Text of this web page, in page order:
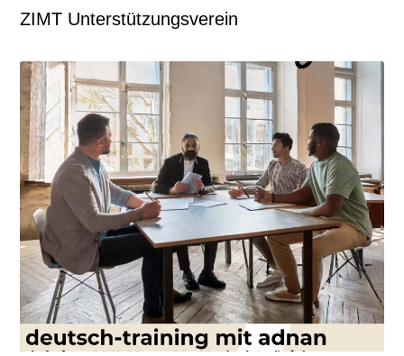
ZIMT Unterstützungsverein